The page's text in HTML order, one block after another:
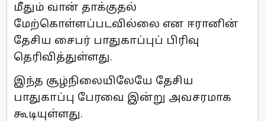
மீதும் வான் தாக்குதல்
மேற்கொள்ளப்படவில்லை என ஈரானின் ​
தேசிய சைபர் பாதுகாப்புப் பிரிவு
தெரிவித்துள்ளது.
இந்த சூழ்நிலையிலேயே தேசிய
பாதுகாப்பு பேரவை இன்று அவசரமாக
கூடியுள்ளது.